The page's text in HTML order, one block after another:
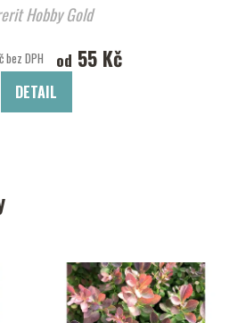
Hobby Gold
bez DPH od 55 Kč
DETAIL